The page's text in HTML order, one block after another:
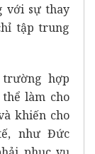
với sự thay
tập trung
hợp
làm cho
khiến cho
như Đức